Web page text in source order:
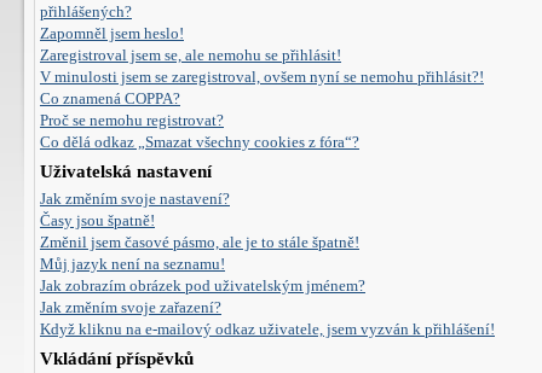
přihlášených?
Zapomněl jsem heslo!
Zaregistroval jsem se, ale nemohu se přihlásit!
V minulosti jsem se zaregistroval, ovšem nyní se nemohu přihlásit?!
Co znamená COPPA?
Proč se nemohu registrovat?
Co dělá odkaz „Smazat všechny cookies z fóra“?
Uživatelská nastavení
Jak změním svoje nastavení?
Časy jsou špatně!
Změnil jsem časové pásmo, ale je to stále špatně!
Můj jazyk není na seznamu!
Jak zobrazím obrázek pod uživatelským jménem?
Jak změním svoje zařazení?
Když kliknu na e-mailový odkaz uživatele, jsem vyzván k přihlášení!
Vkládání příspěvků